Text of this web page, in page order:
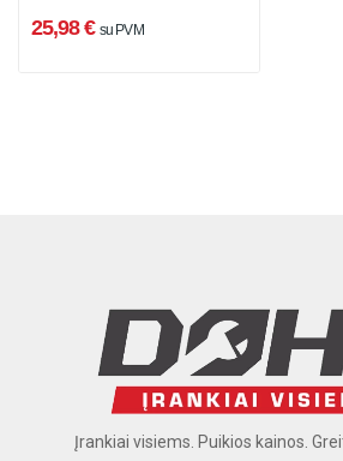
25,98 € su PVM
Įrankiai visiems. Puikios kainos.